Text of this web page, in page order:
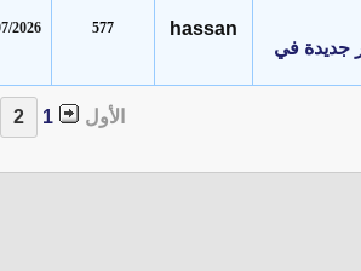
في
hassan
09/07/2026
الأول 1